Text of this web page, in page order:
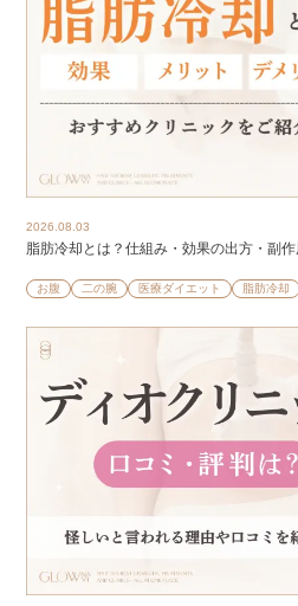
2026.08.03
脂肪冷却とは？仕組み・効果の出方・副
お腹 二の腕 医療ダイエット 脂肪冷却